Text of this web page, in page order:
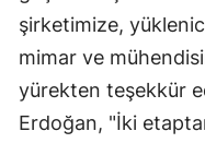
şirketimize,
mimar ve
yürekten teşekkür
Erdoğan, "İki